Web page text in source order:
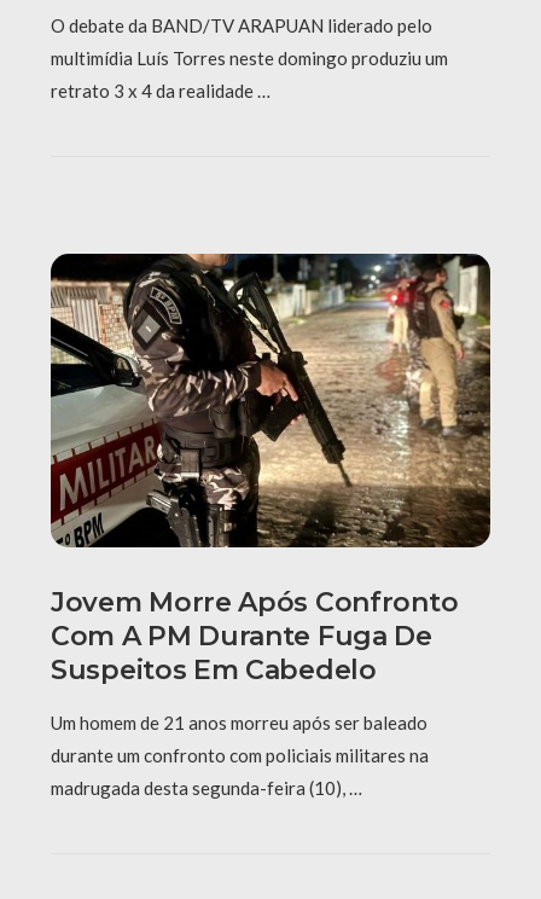
O debate da BAND/TV ARAPUAN liderado pelo
multimídia Luís Torres neste domingo produziu um
retrato 3 x 4 da realidade …
Jovem Morre Após Confronto
Com A PM Durante Fuga De
Suspeitos Em Cabedelo
Um homem de 21 anos morreu após ser baleado
durante um confronto com policiais militares na
madrugada desta segunda-feira (10), …